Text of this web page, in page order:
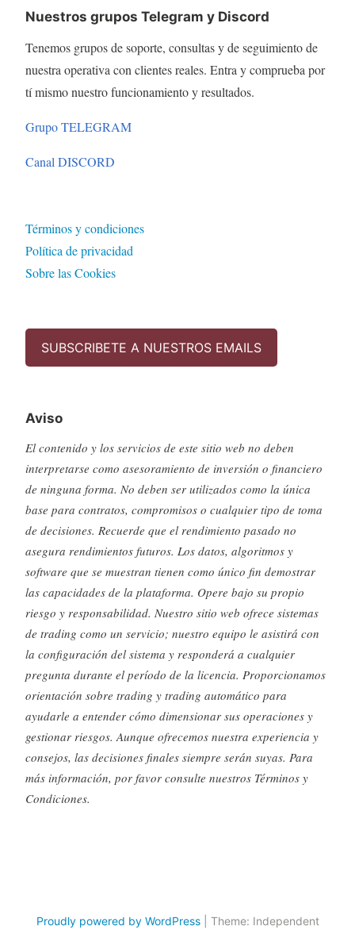
Nuestros grupos Telegram y Discord
Tenemos grupos de soporte, consultas y de seguimiento de
nuestra operativa con clientes reales. Entra y comprueba por
tí mismo nuestro funcionamiento y resultados.
Grupo TELEGRAM
Canal DISCORD
Términos y condiciones
Política de privacidad
Sobre las Cookies
SUBSCRIBETE A NUESTROS EMAILS
Aviso
El contenido y los servicios de este sitio web no deben
interpretarse como asesoramiento de inversión o financiero
de ninguna forma. No deben ser utilizados como la única
base para contratos, compromisos o cualquier tipo de toma
de decisiones. Recuerde que el rendimiento pasado no
asegura rendimientos futuros. Los datos, algoritmos y
software que se muestran tienen como único fin demostrar
las capacidades de la plataforma. Opere bajo su propio
riesgo y responsabilidad. Nuestro sitio web ofrece sistemas
de trading como un servicio; nuestro equipo le asistirá con
la configuración del sistema y responderá a cualquier
pregunta durante el período de la licencia. Proporcionamos
orientación sobre trading y trading automático para
ayudarle a entender cómo dimensionar sus operaciones y
gestionar riesgos. Aunque ofrecemos nuestra experiencia y
consejos, las decisiones finales siempre serán suyas. Para
más información, por favor consulte nuestros Términos y
Condiciones.
Proudly powered by WordPress Theme: Independent